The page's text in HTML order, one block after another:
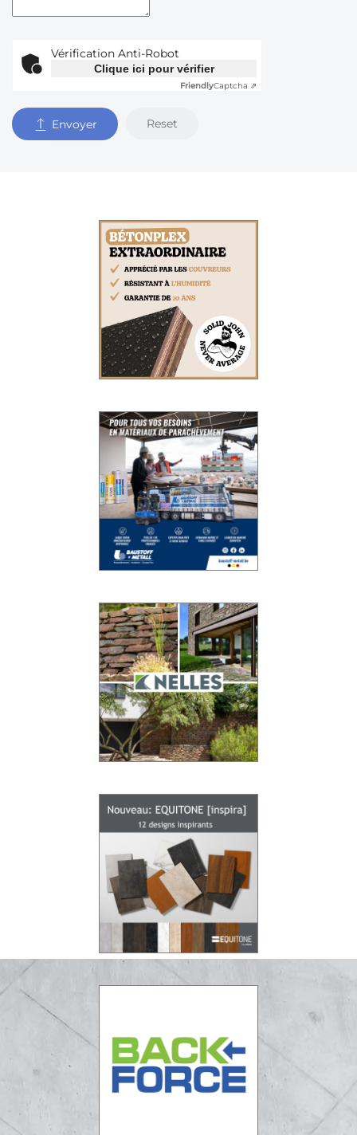
Vérification Anti-Robot
Clique ici pour vérifier
FriendlyCaptcha ⇗
Envoyer Reset